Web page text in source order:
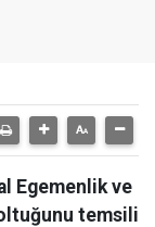
Egemenlik ve
temsili